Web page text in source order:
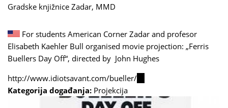
Gradske knjižnice Zadar, MMD
For students American Corner Zadar and profesor
Elisabeth Kaehler Bull organised movie projection: „Ferris
Buellers Day Off“, directed by John Hughes
http://www.idiotsavant.com/bueller/
external)
Kategorija događanja: Projekcija